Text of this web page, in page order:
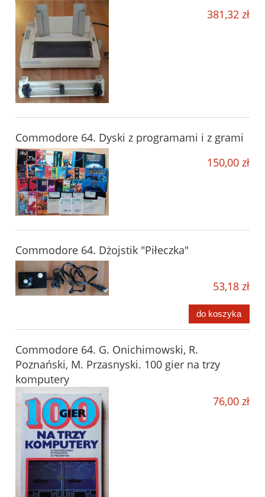
381,32 zł
Commodore 64. Dyski z programami i z grami
150,00 zł
Commodore 64. Dżojstik "Piłeczka"
53,18 zł
do koszyka
Commodore 64. G. Onichimowski, R.
Poznański, M. Przasnyski. 100 gier na trzy
komputery
76,00 zł